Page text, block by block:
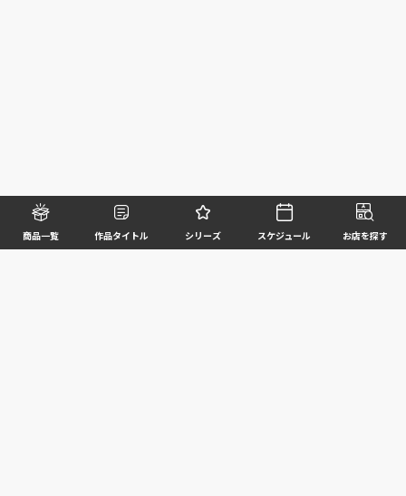
商品一覧 作品タイトル シリーズ スケジュール お店を探す